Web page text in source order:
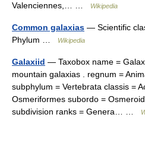
Valenciennes,… …
Wikipedia
Common galaxias — Scientific
Phylum …
Wikipedia
Galaxiid — Taxobox name =
mountain galaxias . regnum =
subphylum = Vertebrata classis =
Osmeriformes subordo =
subdivision ranks = Genera… …